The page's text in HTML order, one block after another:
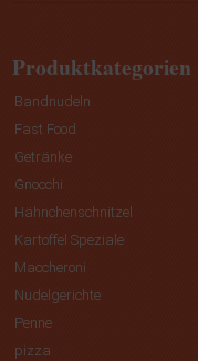
Produktkategorien
Bandnudeln
Fast Food
Getränke
Gnocchi
Hähnchenschnitzel
Kartoffel Speziale
Maccheroni
Nudelgerichte
Penne
pizza